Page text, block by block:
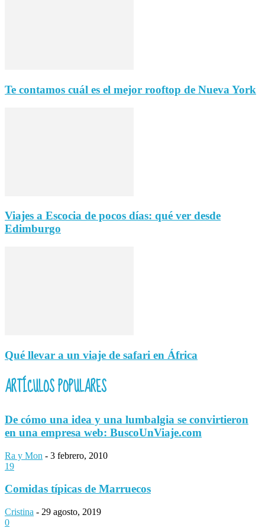
Te contamos cuál es el mejor rooftop de Nueva York
Viajes a Escocia de pocos días: qué ver desde
Edimburgo
Qué llevar a un viaje de safari en África
ARTÍCULOS POPULARES
De cómo una idea y una lumbalgia se convirtieron
en una empresa web: BuscoUnViaje.com
Ra y Mon - 3 febrero, 2010
19
Comidas típicas de Marruecos
Cristina - 29 agosto, 2019
0